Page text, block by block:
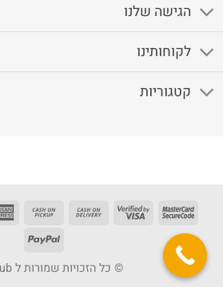
הגישה שלנו
לקוחותינו
קטגוריות
MasterCard
Visa
Cash
Delivery
Cash
Pickup
PayPal
© כל הזכויות שמורות ל G-Club ©